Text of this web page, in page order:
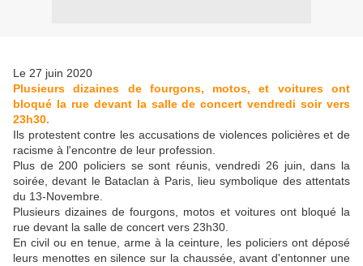
Le 27 juin 2020
Plusieurs dizaines de fourgons, motos, et voitures ont
bloqué la rue devant la salle de concert vendredi soir vers
23h30.
Ils protestent contre les accusations de violences policières et de
racisme à l'encontre de leur profession.
Plus de 200 policiers se sont réunis, vendredi 26 juin, dans la
soirée, devant le Bataclan à Paris, lieu symbolique des attentats
du 13-Novembre.
Plusieurs dizaines de fourgons, motos et voitures ont bloqué la
rue devant la salle de concert vers 23h30.
En civil ou en tenue, arme à la ceinture, les policiers ont déposé
leurs menottes en silence sur la chaussée, avant d'entonner une